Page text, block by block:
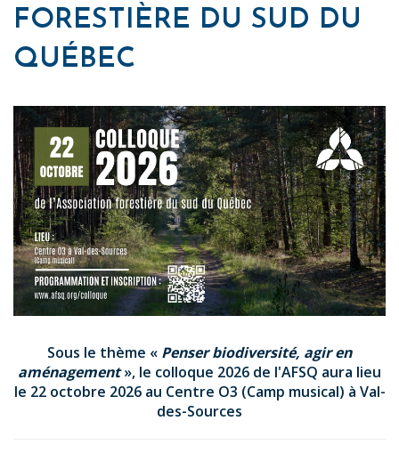
FORESTIÈRE DU SUD DU
QUÉBEC
Sous le thème « Penser biodiversité, agir en
aménagement», le colloque 2026 de l'AFSQ aura lieu
le 22 octobre 2026 au Centre O3 (Camp musical) à Val-
des-Sources